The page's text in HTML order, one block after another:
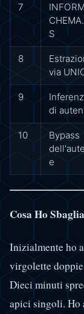
7
S
8
via
9
di
10
Bypass
e
Cosa Ho
Inizialmente ho
virgolette
Dieci minuti
apici singoli. Ho